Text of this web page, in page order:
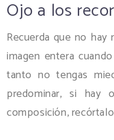
Ojo a los
Recuerda que no hay
imagen entera
tanto no tengas
predominar, si
composición,